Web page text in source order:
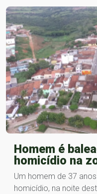
Homem é
homicídio na
Um homem de 37
homicídio, na noite